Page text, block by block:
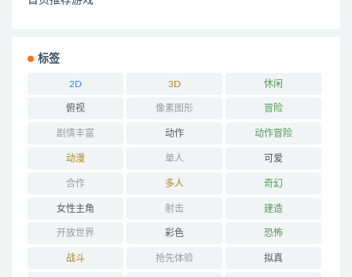
标签
2D 3D 休闲
俯视 像素图形 冒险
剧情丰富 动作 动作冒险
动漫 单人 可爱
合作 多人 奇幻
女性主角 射击 建造
开放世界 彩色 恐怖
战斗 抢先体验 拟真